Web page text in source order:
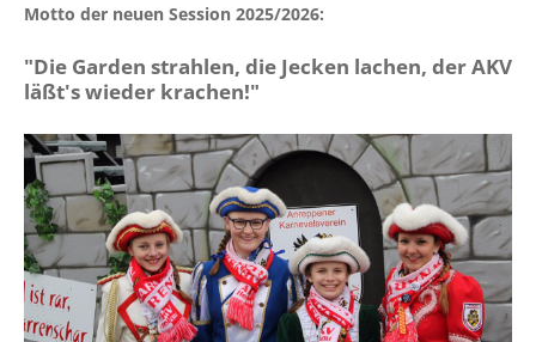
Motto der neuen Session 2025/2026:
"Die Garden strahlen, die Jecken lachen, der AKV
läßt's wieder krachen!"